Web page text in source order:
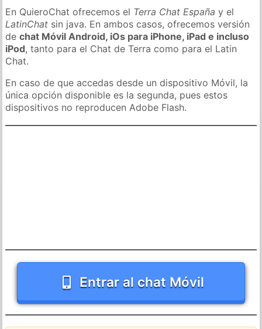
En QuieroChat ofrecemos el Terra Chat España y el
LatinChat sin java. En ambos casos, ofrecemos versión
dechat Móvil Android, iOs para iPhone, iPad e incluso
iPod, tanto para el Chat de Terra como para el Latin
Chat.
En caso de que accedas desde un dispositivo Móvil, la
única opción disponible es la segunda, pues estos
dispositivos no reproducen Adobe Flash.
Entrar al chat Móvil